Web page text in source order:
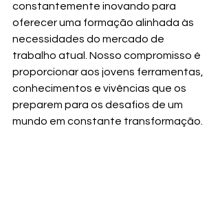
constantemente inovando para
oferecer uma formação alinhada às
necessidades do mercado de
trabalho atual. Nosso compromisso é
proporcionar aos jovens ferramentas,
conhecimentos e vivências que os
preparem para os desafios de um
mundo em constante transformação.